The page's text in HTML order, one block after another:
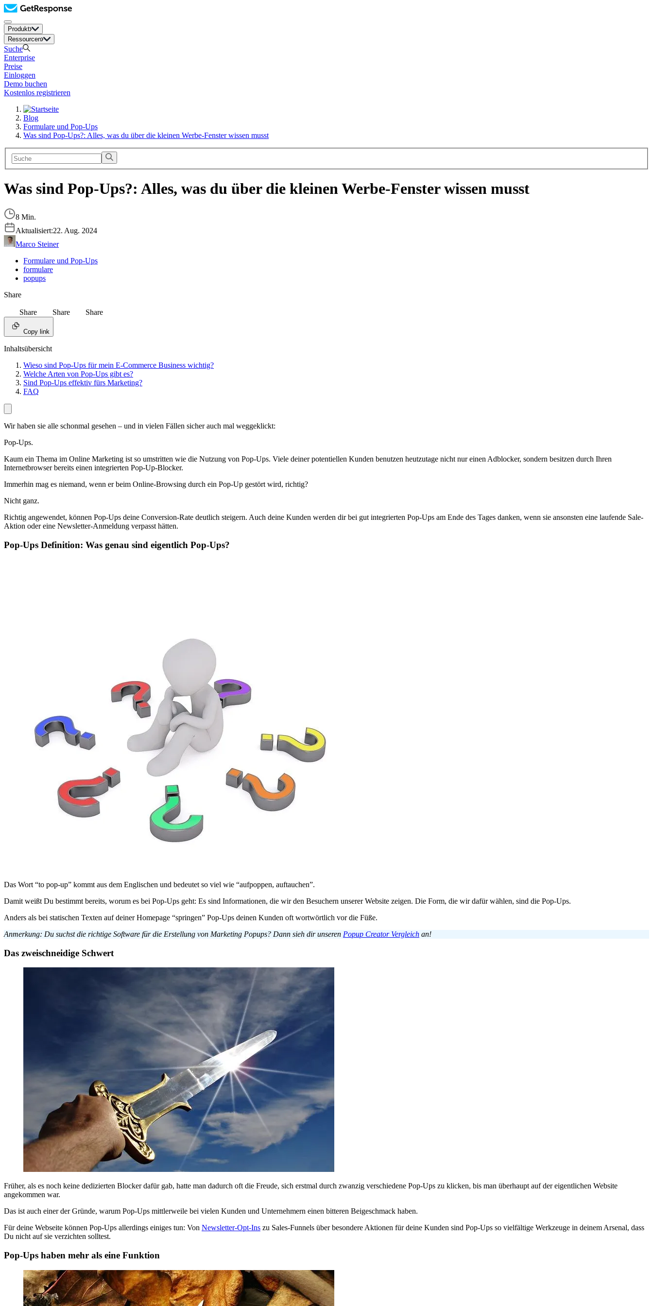
Produkt
Ressourcen
Suche
Enterprise
Preise
Einloggen
Demo buchen
Kostenlos registrieren
Blog
Formulare und Pop-Ups
Was sind Pop-Ups?: Alles, was du über die kleinen Werbe-Fenster wissen musst
Was sind Pop-Ups?: Alles, was du über die kleinen Werbe-Fenster wissen musst
8 Min.
Aktualisiert:22. Aug. 2024
Marco Steiner
Formulare und Pop-Ups
formulare
popups
Share
Share Share Share
Copy link
Inhaltsübersicht
Wieso sind Pop-Ups für mein E-Commerce Business wichtig?
Welche Arten von Pop-Ups gibt es?
Sind Pop-Ups effektiv fürs Marketing?
FAQ
Wir haben sie alle schonmal gesehen – und in vielen Fällen sicher auch mal weggeklickt:
Pop-Ups.
Kaum ein Thema im Online Marketing ist so umstritten wie die Nutzung von Pop-Ups. Viele deiner potentiellen Kunden benutzen heutzutage nicht nur einen Adblocker, sondern besitzen durch Ihren
Internetbrowser bereits einen integrierten Pop-Up-Blocker.
Immerhin mag es niemand, wenn er beim Online-Browsing durch ein Pop-Up gestört wird, richtig?
Nicht ganz.
Richtig angewendet, können Pop-Ups deine Conversion-Rate deutlich steigern. Auch deine Kunden werden dir bei gut integrierten Pop-Ups am Ende des Tages danken, wenn sie ansonsten eine laufende Sale-
Aktion oder eine Newsletter-Anmeldung verpasst hätten.
Pop-Ups Definition: Was genau sind eigentlich Pop-Ups?
Das Wort “to pop-up” kommt aus dem Englischen und bedeutet so viel wie “aufpoppen, auftauchen”.
Damit weißt Du bestimmt bereits, worum es bei Pop-Ups geht: Es sind Informationen, die wir den Besuchern unserer Website zeigen. Die Form, die wir dafür wählen, sind die Pop-Ups.
Anders als bei statischen Texten auf deiner Homepage “springen” Pop-Ups deinen Kunden oft wortwörtlich vor die Füße.
Anmerkung: Du suchst die richtige Software für die Erstellung von Marketing Popups? Dann sieh dir unseren Popup Creator Vergleich an!
Das zweischneidige Schwert
Früher, als es noch keine dedizierten Blocker dafür gab, hatte man dadurch oft die Freude, sich erstmal durch zwanzig verschiedene Pop-Ups zu klicken, bis man überhaupt auf der eigentlichen Website
angekommen war.
Das ist auch einer der Gründe, warum Pop-Ups mittlerweile bei vielen Kunden und Unternehmern einen bitteren Beigeschmack haben.
Für deine Webseite können Pop-Ups allerdings einiges tun: Von Newsletter-Opt-Ins zu Sales-Funnels über besondere Aktionen für deine Kunden sind Pop-Ups so vielfältige Werkzeuge in deinem Arsenal, dass
Du nicht auf sie verzichten solltest.
Pop-Ups haben mehr als eine Funktion